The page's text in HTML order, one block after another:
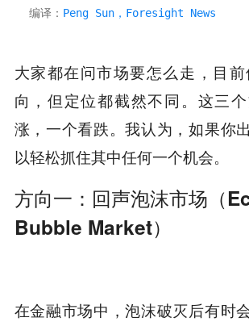
编译： Peng Sun，Foresight News
大家都在问市场要怎么走，目
向，但定位都截然不同。这三
涨，一个看跌。我认为，如果你
以轻松抓住其中任何一个机会。
方向一：回声泡沫市场（
Bubble Market）
在金融市场中，泡沫破灭后有时